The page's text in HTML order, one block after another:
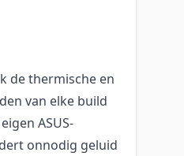
de thermische en
van elke build
ASUS-
onnodig geluid